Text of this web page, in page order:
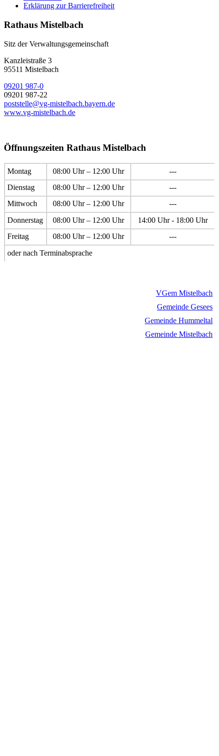
Erklärung zur Barrierefreiheit
Rathaus Mistelbach
Sitz der Verwaltungsgemeinschaft
Kanzleistraße 3
95511 Mistelbach
09201 987-0
09201 987-22
poststelle@vg-mistelbach.bayern.de
www.vg-mistelbach.de
Öffnungszeiten Rathaus Mistelbach
Montag 08:00 Uhr – 12:00 Uhr
---
Dienstag
08:00 Uhr – 12:00 Uhr
---
Mittwoch
08:00 Uhr – 12:00 Uhr
---
Donnerstag
08:00 Uhr – 12:00 Uhr
14:00 Uhr - 18:00 Uhr
Freitag
08:00 Uhr – 12:00 Uhr
---
oder nach Terminabsprache
VGem Mistelbach
Gemeinde Gesees
Gemeinde Hummeltal
Gemeinde Mistelbach